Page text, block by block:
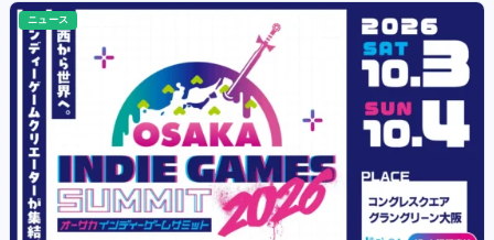
ニュース